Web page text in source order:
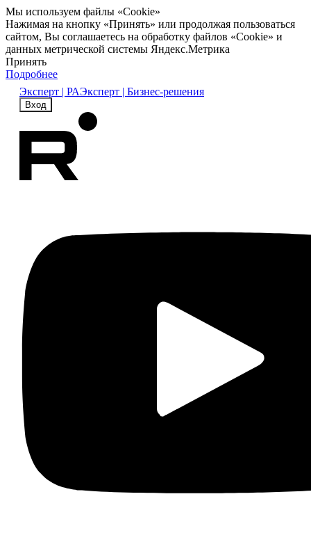
Мы используем файлы «Cookie»
Нажимая на кнопку «Принять» или продолжая пользоваться
сайтом, Вы соглашаетесь на обработку файлов «Cookie» и
данных метрической системы Яндекс.Метрика
Принять
Подробнее
Эксперт | РАЭксперт | Бизнес-решения
Вход